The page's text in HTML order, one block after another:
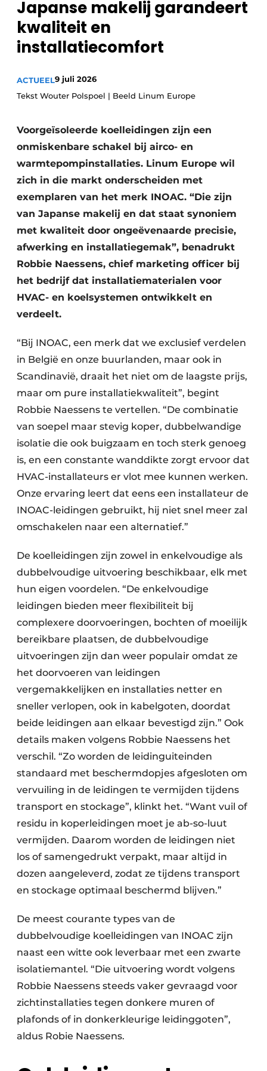
Vacature aanmelden
Vacatures
Video’s
Sanitair
Brandbeveiliging
Ventilatie
Warmtepompen
Japanse makelij garandeert
kwaliteit en
installatiecomfort
ACTUEEL9 juli 2026
Tekst Wouter Polspoel | Beeld Linum Europe
Voorgeïsoleerde koelleidingen zijn een
onmiskenbare schakel bij airco- en
warmtepompinstallaties. Linum Europe wil
zich in die markt onderscheiden met
exemplaren van het merk INOAC. “Die zijn
van Japanse makelij en dat staat synoniem
met kwaliteit door ongeëvenaarde precisie,
afwerking en installatiegemak”, benadrukt
Robbie Naessens, chief marketing officer bij
het bedrijf dat installatiematerialen voor
HVAC- en koelsystemen ontwikkelt en
verdeelt.
“Bij INOAC, een merk dat we exclusief verdelen
in België en onze buurlanden, maar ook in
Scandinavië, draait het niet om de laagste prijs,
maar om pure installatiekwaliteit”, begint
Robbie Naessens te vertellen. “De combinatie
van soepel maar stevig koper, dubbelwandige
isolatie die ook buigzaam en toch sterk genoeg
is, en een constante wanddikte zorgt ervoor dat
HVAC-installateurs er vlot mee kunnen werken.
Onze ervaring leert dat eens een installateur de
INOAC-leidingen gebruikt, hij niet snel meer zal
omschakelen naar een alternatief.”
De koelleidingen zijn zowel in enkelvoudige als
dubbelvoudige uitvoering beschikbaar, elk met
hun eigen voordelen. “De enkelvoudige
leidingen bieden meer flexibiliteit bij
complexere doorvoeringen, bochten of moeilijk
bereikbare plaatsen, de dubbelvoudige
uitvoeringen zijn dan weer populair omdat ze
het doorvoeren van leidingen
vergemakkelijken en installaties netter en
sneller verlopen, ook in kabelgoten, doordat
beide leidingen aan elkaar bevestigd zijn.” Ook
details maken volgens Robbie Naessens het
verschil. “Zo worden de leidinguiteinden
standaard met beschermdopjes afgesloten om
vervuiling in de leidingen te vermijden tijdens
transport en stockage”, klinkt het. “Want vuil of
residu in koperleidingen moet je ab-so-luut
vermijden. Daarom worden de leidingen niet
los of samengedrukt verpakt, maar altijd in
dozen aangeleverd, zodat ze tijdens transport
en stockage optimaal beschermd blijven.”
De meest courante types van de
dubbelvoudige koelleidingen van INOAC zijn
naast een witte ook leverbaar met een zwarte
isolatiemantel. “Die uitvoering wordt volgens
Robbie Naessens steeds vaker gevraagd voor
zichtinstallaties tegen donkere muren of
plafonds of in donkerkleurige leidinggoten”,
aldus Robie Naessens.